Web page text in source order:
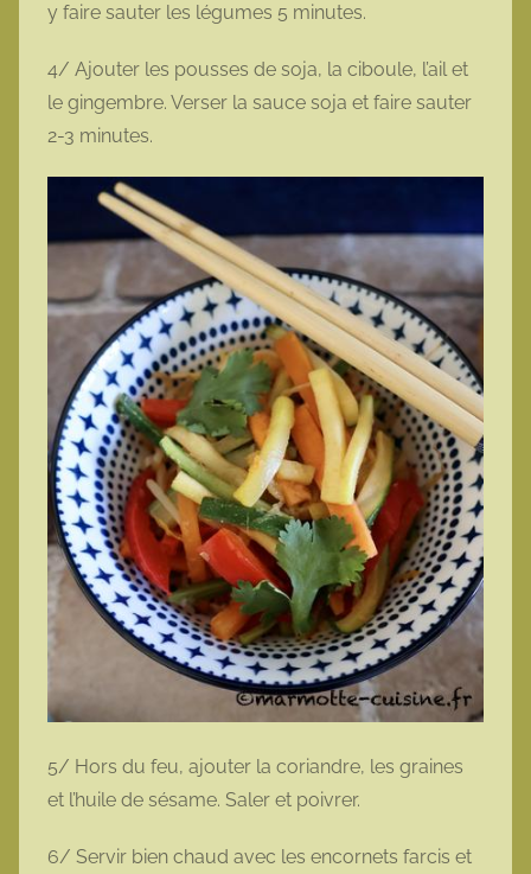
y faire sauter les légumes 5 minutes.
4/ Ajouter les pousses de soja, la ciboule, l’ail et
le gingembre. Verser la sauce soja et faire sauter
2-3 minutes.
5/ Hors du feu, ajouter la coriandre, les graines
et l’huile de sésame. Saler et poivrer.
6/ Servir bien chaud avec les encornets farcis et